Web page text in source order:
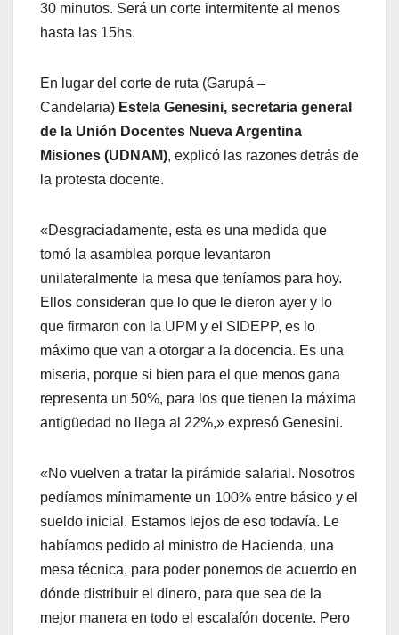
30 minutos. Será un corte intermitente al menos
hasta las 15hs.
En lugar del corte de ruta (Garupá –
Candelaria) Estela Genesini, secretaria general
de la Unión Docentes Nueva Argentina
Misiones (UDNAM), explicó las razones detrás de
la protesta docente.
«Desgraciadamente, esta es una medida que
tomó la asamblea porque levantaron
unilateralmente la mesa que teníamos para hoy.
Ellos consideran que lo que le dieron ayer y lo
que firmaron con la UPM y el SIDEPP, es lo
máximo que van a otorgar a la docencia. Es una
miseria, porque si bien para el que menos gana
representa un 50%, para los que tienen la máxima
antigüedad no llega al 22%,» expresó Genesini.
«No vuelven a tratar la pirámide salarial. Nosotros
pedíamos mínimamente un 100% entre básico y el
sueldo inicial. Estamos lejos de eso todavía. Le
habíamos pedido al ministro de Hacienda, una
mesa técnica, para poder ponernos de acuerdo en
dónde distribuir el dinero, para que sea de la
mejor manera en todo el escalafón docente. Pero